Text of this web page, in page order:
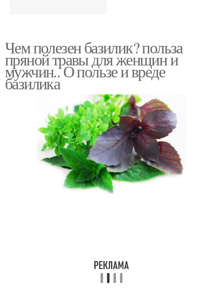
Чем полезен базилик? польза
пряной травы для женщин и
мужчин.. О пользе и вреде
базилика